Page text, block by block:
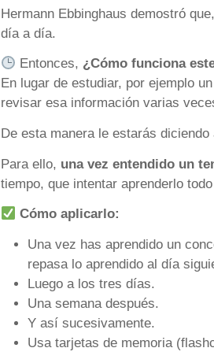
Hermann Ebbinghaus demostró
día a día.
Entonces, ¿Cómo funciona
En lugar de estudiar, por ejemplo
revisar esa información varias
De esta manera le estarás
Para ello, una vez entendido un
tiempo, que intentar aprenderlo
Cómo aplicarlo:
Una vez has aprendido un
repasa lo aprendido al día
Luego a los tres días.
Una semana después.
Y así sucesivamente.
Usa tarjetas de memoria